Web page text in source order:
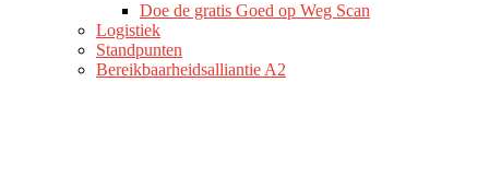
Doe de gratis Goed op Weg Scan
Logistiek
Standpunten
Bereikbaarheidsalliantie A2